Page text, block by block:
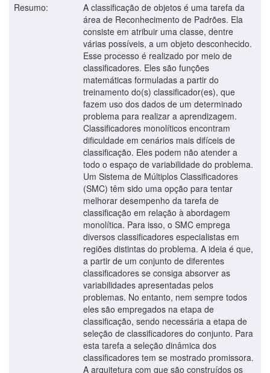
Resumo:
A classificação de objetos é uma tarefa da
área de Reconhecimento de Padrões. Ela
consiste em atribuir uma classe, dentre
várias possíveis, a um objeto desconhecido.
Esse processo é realizado por meio de
classificadores. Eles são funções
matemáticas formuladas a partir do
treinamento do(s) classificador(es), que
fazem uso dos dados de um determinado
problema para realizar a aprendizagem.
Classificadores monolíticos encontram
dificuldade em cenários mais difíceis de
classificação. Eles podem não atender a
todo o espaço de variabilidade do problema.
Um Sistema de Múltiplos Classificadores
(SMC) têm sido uma opção para tentar
melhorar desempenho da tarefa de
classificação em relação à abordagem
monolítica. Para isso, o SMC emprega
diversos classificadores especialistas em
regiões distintas do problema. A ideia é que,
a partir de um conjunto de diferentes
classificadores se consiga absorver as
variabilidades apresentadas pelos
problemas. No entanto, nem sempre todos
eles são empregados na etapa de
classificação, sendo necessária a etapa de
seleção de classificadores do conjunto. Para
esta tarefa a seleção dinâmica dos
classificadores tem se mostrado promissora.
A arquitetura com que são construídos os